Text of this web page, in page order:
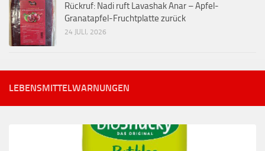
Rückruf: Nadi ruft Lavashak Anar – Apfel-
Granatapfel-Fruchtplatte zurück
24 JULI, 2026
LEBENSMITTELWARNUNGEN